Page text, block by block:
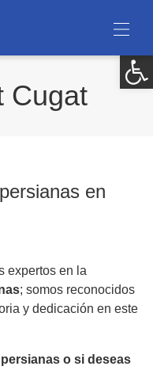
Cugat
en
expertos en la
; somos reconocidos
y dedicación en este
o si deseas